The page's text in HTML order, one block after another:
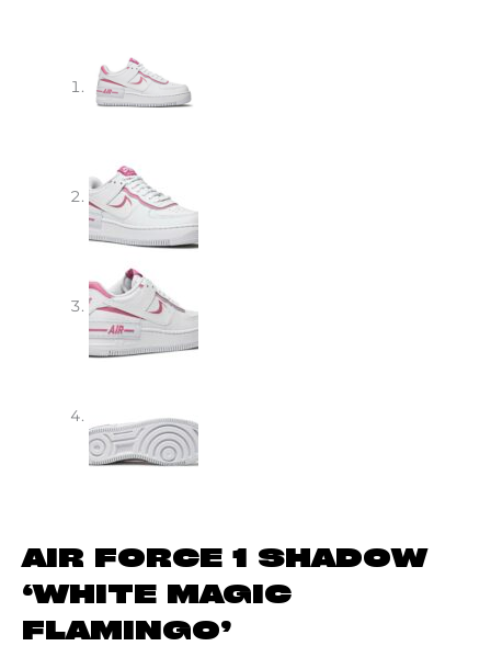
AIR FORCE 1 SHADOW
‘WHITE MAGIC
FLAMINGO’